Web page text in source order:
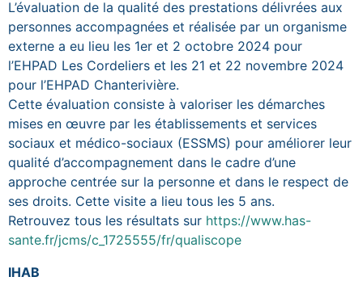
L’évaluation de la qualité des prestations délivrées aux
personnes accompagnées et réalisée par un organisme
externe a eu lieu les 1er et 2 octobre 2024 pour
l’EHPAD Les Cordeliers et les 21 et 22 novembre 2024
pour l’EHPAD Chanterivière.
Cette évaluation consiste à valoriser les démarches
mises en œuvre par les établissements et services
sociaux et médico-sociaux (ESSMS) pour améliorer leur
qualité d’accompagnement dans le cadre d’une
approche centrée sur la personne et dans le respect de
ses droits. Cette visite a lieu tous les 5 ans.
Retrouvez tous les résultats sur https://www.has-
sante.fr/jcms/c_1725555/fr/qualiscope
IHAB